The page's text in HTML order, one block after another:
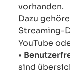
vorhanden.
Dazu
Streaming-
YouTube
•
sind